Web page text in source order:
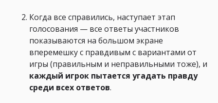
Когда все справились, наступает этап
голосования — все ответы участников
показываются на большом экране
вперемешку с правдивым с вариантами от
игры (правильным и неправильными тоже), и
каждый игрок пытается угадать правду
среди всех ответов.